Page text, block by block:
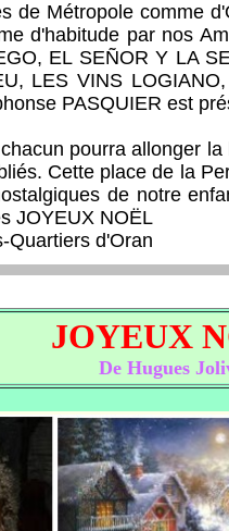
Métropole comme
d'habitude par nos
EL SEÑOR Y LA
LES VINS
PASQUIER est
pourra allonger la
Cette place de la
de notre
JOYEUX NOËL
d'Oran
JOYEUX
De Hugues